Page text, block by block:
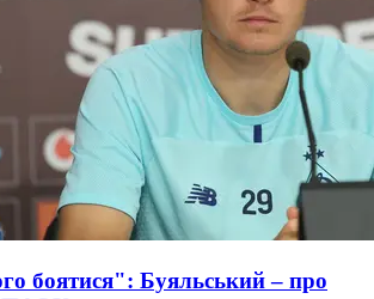
боятися": Буяльський – про